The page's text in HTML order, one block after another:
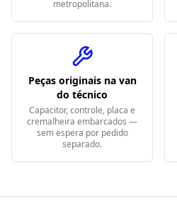
metropolitana.
Peças originais na van
do técnico
Capacitor, controle, placa e
cremalheira embarcados —
sem espera por pedido
separado.